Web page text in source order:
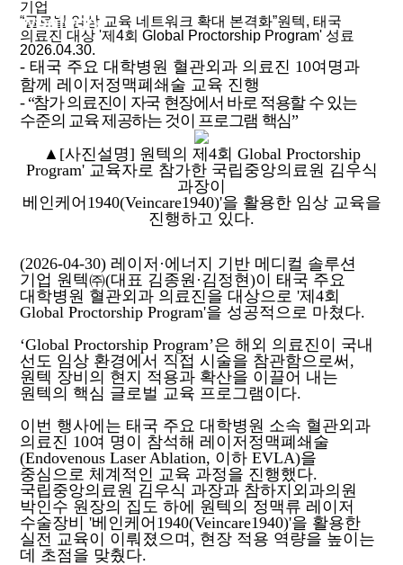
ABOUT
PRODUCTS
NEWS
SUPPORT
KOR
기업
“글로벌 임상 교육 네트워크 확대 본격화”원텍, 태국
의료진 대상 '제4회 Global Proctorship Program' 성료
2026.04.30.
- 태국 주요 대학병원 혈관외과 의료진 10여명과
함께 레이저정맥폐쇄술 교육 진행
- “참가 의료진이 자국 현장에서 바로 적용할 수 있는
수준의 교육 제공하는 것이 프로그램 핵심”
▲[사진설명] 원텍의 제4회 Global Proctorship
Program' 교육자로 참가한 국립중앙의료원 김우식
과장이
베인케어1940(Veincare1940)'을 활용한 임상 교육을
진행하고 있다.
(2026-04-30) 레이저·에너지 기반 메디컬 솔루션
기업 원텍㈜(대표 김종원·김정현)이 태국 주요
대학병원 혈관외과 의료진을 대상으로 '제4회
Global Proctorship Program'을 성공적으로 마쳤다.
‘Global Proctorship Program’은 해외 의료진이 국내
선도 임상 환경에서 직접 시술을 참관함으로써,
원텍 장비의 현지 적용과 확산을 이끌어 내는
원텍의 핵심 글로벌 교육 프로그램이다.
이번 행사에는 태국 주요 대학병원 소속 혈관외과
의료진 10여 명이 참석해 레이저정맥폐쇄술
(Endovenous Laser Ablation, 이하 EVLA)을
중심으로 체계적인 교육 과정을 진행했다.
국립중앙의료원 김우식 과장과 참하지외과의원
박인수 원장의 집도 하에 원텍의 정맥류 레이저
수술장비 '베인케어1940(Veincare1940)'을 활용한
실전 교육이 이뤄졌으며, 현장 적용 역량을 높이는
데 초점을 맞췄다.